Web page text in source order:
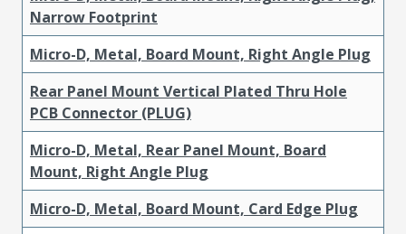
Narrow Footprint
Micro-D, Metal, Board Mount, Right Angle Plug
Rear Panel Mount Vertical Plated Thru Hole
PCB Connector (PLUG)
Micro-D, Metal, Rear Panel Mount, Board
Mount, Right Angle Plug
Micro-D, Metal, Board Mount, Card Edge Plug